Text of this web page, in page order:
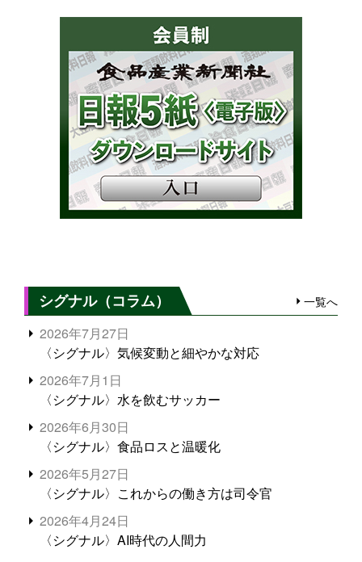
シグナル（コラム） 一覧へ
2026年7月27日
〈シグナル〉気候変動と細やかな対応
2026年7月1日
〈シグナル〉水を飲むサッカー
2026年6月30日
〈シグナル〉食品ロスと温暖化
2026年5月27日
〈シグナル〉これからの働き方は司令官
2026年4月24日
〈シグナル〉AI時代の人間力